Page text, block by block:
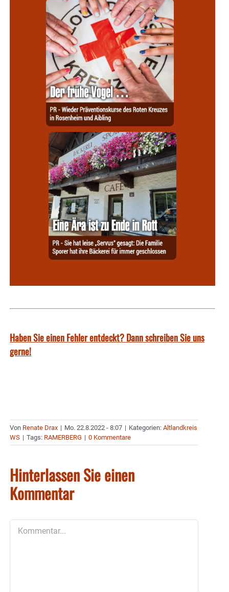
Haben Sie einen Fehler entdeckt? Dann schreiben Sie uns
gerne!
Von Renate Drax | Mo. 22.8.2022 - 8:07 | Kategorien: Altlandkreis
WS | Tags: RAMERBERG | 0 Kommentare
Hinterlassen Sie einen
Kommentar